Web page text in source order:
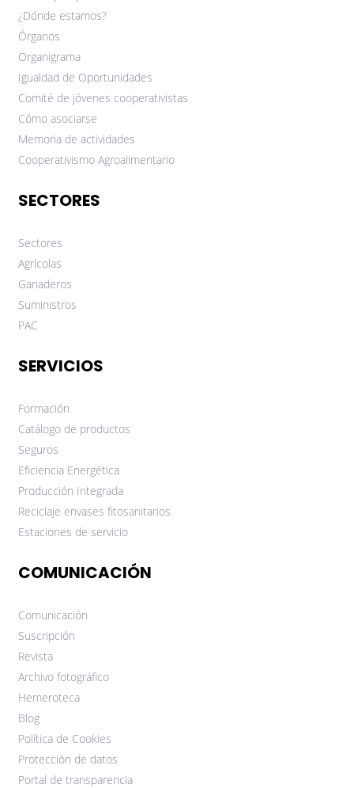
¿Dónde estamos?
Órganos
Organigrama
Igualdad de Oportunidades
Comité de jóvenes cooperativistas
Cómo asociarse
Memoria de actividades
Cooperativismo Agroalimentario
SECTORES
Sectores
Agrícolas
Ganaderos
Suministros
PAC
SERVICIOS
Formación
Catálogo de productos
Seguros
Eficiencia Energética
Producción Integrada
Reciclaje envases fitosanitarios
Estaciones de servicio
COMUNICACIÓN
Comunicación
Suscripción
Revista
Archivo fotográfico
Hemeroteca
Blog
Política de Cookies
Protección de datos
Portal de transparencia